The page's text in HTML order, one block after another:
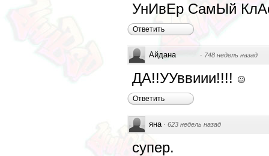
УнИвЕр СамЫй
Ответить
Айдана · 748 недель назад
ДА!!УУввиии!!!!
Ответить
яна · 623 недель назад
супер.